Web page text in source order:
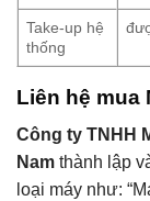
Take-up hệ
thống
Liên hệ mua
Công ty TNHH
Nam thành lập
loại máy như: